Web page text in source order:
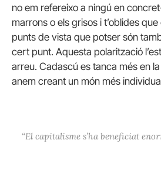
no em refereixo a ningú en
marrons o els grisos i t’oblides
punts de vista que potser són
cert punt. Aquesta polarització
arreu. Cadascú es tanca més en
anem creant un món més
“El capitalisme s’ha beneficiat